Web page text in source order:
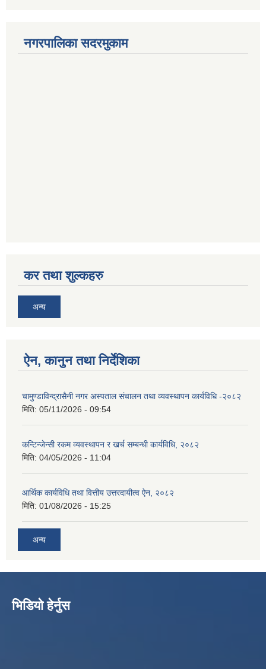
नगरपालिका सदरमुकाम
कर तथा शुल्कहरु
अन्य
ऐन, कानुन तथा निर्देशिका
चामुण्डाविन्द्रासैनी नगर अस्पताल संचालन तथा व्यवस्थापन कार्यविधि -२०८२
मिति: 05/11/2026 - 09:54
कन्टिन्जेन्सी रकम व्यवस्थापन र खर्च सम्बन्धी कार्यविधि, २०८२
मिति: 04/05/2026 - 11:04
आर्थिक कार्यविधि तथा वित्तीय उत्तरदायीत्व ऐन, २०८२
मिति: 01/08/2026 - 15:25
अन्य
भिडियो हेर्नुस